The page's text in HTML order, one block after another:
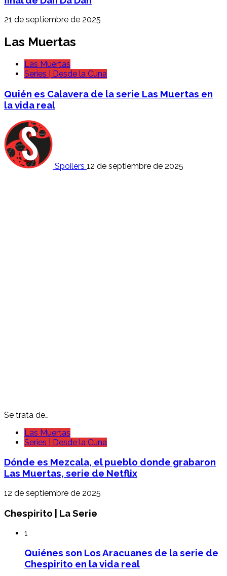
21 de septiembre de 2025
Las Muertas
Las Muertas
Series | Desde la Cuna
Quién es Calavera de la serie Las Muertas en
la vida real
Spoilers 12 de septiembre de 2025
Se trata de…
Las Muertas
Series | Desde la Cuna
Dónde es Mezcala, el pueblo donde grabaron
Las Muertas, serie de Netflix
12 de septiembre de 2025
Chespirito | La Serie
1
Quiénes son Los Aracuanes de la serie de
Chespirito en la vida real